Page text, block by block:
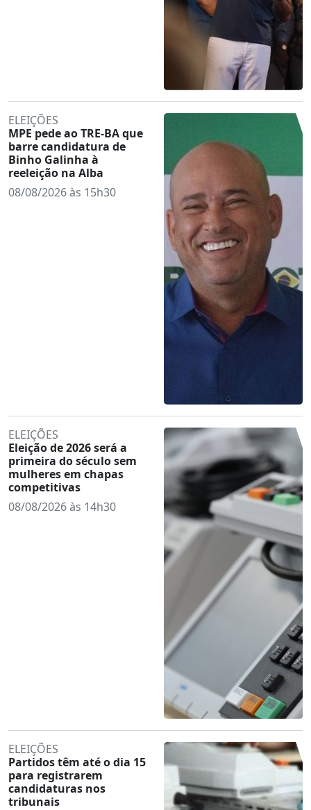
ELEIÇÕES
MPE pede ao TRE-BA que
barre candidatura de
Binho Galinha à
reeleição na Alba
08/08/2026 às 15h30
ELEIÇÕES
Eleição de 2026 será a
primeira do século sem
mulheres em chapas
competitivas
08/08/2026 às 14h30
ELEIÇÕES
Partidos têm até o dia 15
para registrarem
candidaturas nos
tribunais